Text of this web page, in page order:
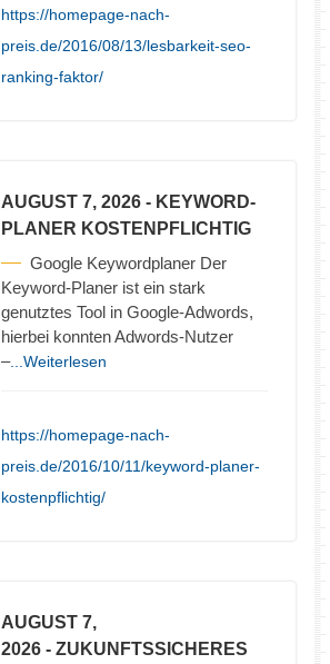
https://homepage-nach-
preis.de/2016/08/13/lesbarkeit-seo-
ranking-faktor/
AUGUST 7, 2026 - KEYWORD-
PLANER KOSTENPFLICHTIG
Google Keywordplaner Der
Keyword-Planer ist ein stark
genutztes Tool in Google-Adwords,
hierbei konnten Adwords-Nutzer
–...Weiterlesen
https://homepage-nach-
preis.de/2016/10/11/keyword-planer-
kostenpflichtig/
AUGUST 7,
2026 - ZUKUNFTSSICHERES